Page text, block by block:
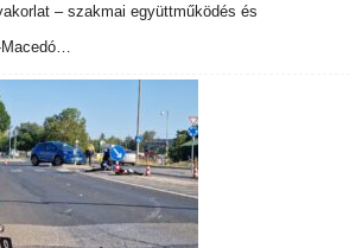
– szakmai együttműködés és